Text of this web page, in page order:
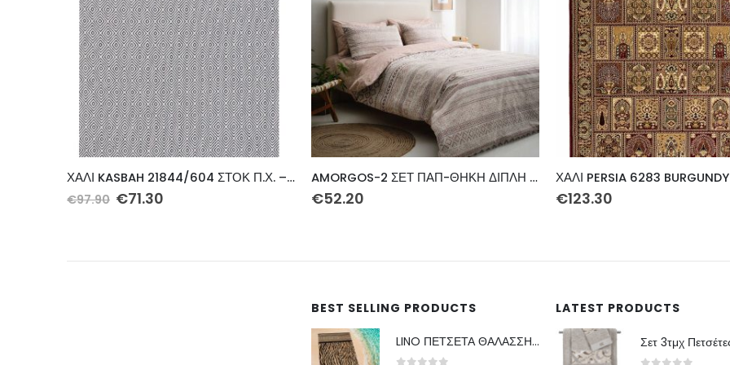
AMORGOS-2 ΣΕΤ ΠΑΠ-ΘΗΚΗ ΔΙΠΛΗ 200Χ240 3ΤΕΜ
€52.20
ΧΑΛΙ PERSIA 6283 BURGUNDY ΜΕ ΚΡΟΣΣΙ – 160X230 NewPlan
€123.30 €56.80
BEST SELLING PRODUCTS
LINO ΠΕΤΣΕΤΑ ΘΑΛΑΣΣΗΣ AFRICAN BROWN 86X160
LATEST PRODUCTS